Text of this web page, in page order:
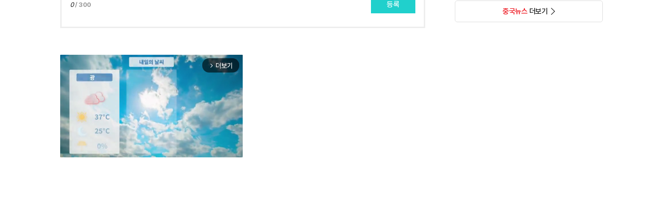
0/ 300 등록
arrow_forward_ios 더보기
중국뉴스더보기